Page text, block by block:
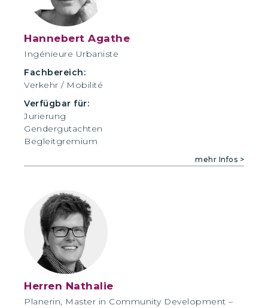
Hannebert Agathe
Ingénieure Urbaniste
Fachbereich:
Verkehr / Mobilité
Verfügbar für:
Jurierung
Gendergutachten
Begleitgremium
mehr Infos >
Herren Nathalie
Planerin, Master in Community Development –